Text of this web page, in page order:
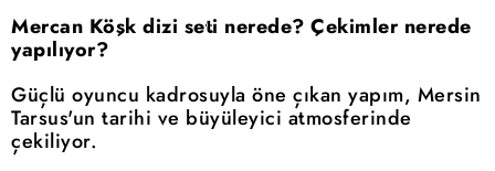
Mercan Köşk dizi seti nerede? Çekimler nerede
yapılıyor?
Güçlü oyuncu kadrosuyla öne çıkan yapım, Mersin
Tarsus'un tarihi ve büyüleyici atmosferinde
çekiliyor.